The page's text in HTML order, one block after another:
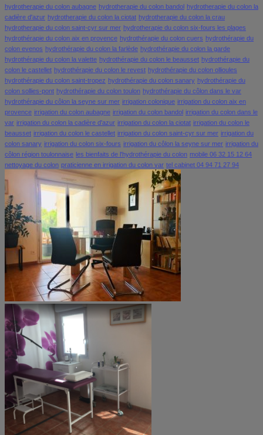
hydrotherapie du colon aubagne hydrotherapie du colon bandol hydrotherapie du colon la
cadière d'azur hydrotherapie du colon la ciotat hydrotherapie du colon la crau
hydrotherapie du colon saint-cyr sur mer hydrotherapie du colon six-fours les plages
hydrothérapie du colon aix en provence hydrothérapie du colon cuers hydrothérapie du
colon evenos hydrothérapie du colon la farlède hydrothérapie du colon la garde
hydrothérapie du colon la valette hydrothérapie du colon le beausset hydrothérapie du
colon le castellet hydrothérapie du colon le revest hydrothérapie du colon ollioules
hydrothérapie du colon saint-tropez hydrothérapie du colon sanary hydrothérapie du
colon sollies-pont hydrothérapie du colon toulon hydrothérapie du côlon dans le var
hydrothérapie du côlon la seyne sur mer irrigation colonique irrigation du colon aix en
provence irrigation du colon aubagne irrigation du colon bandol irrigation du colon dans le
var irrigation du colon la cadière d'azur irrigation du colon la ciotat irrigation du colon le
beausset irrigation du colon le castellet irrigation du colon saint-cyr sur mer irrigation du
colon sanary irrigation du colon six-fours irrigation du côlon la seyne sur mer irrigation du
côlon région toulonnaise les bienfaits de l'hydrothérapie du colon mobile 06 32 15 12 64
nettoyage du colon praticienne en irrigation du colon var tel cabinet 04 94 71 27 94